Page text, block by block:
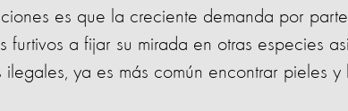
es que la creciente demanda por
furtivos a fijar su mirada en otras especies
ilegales, ya es más común encontrar pieles